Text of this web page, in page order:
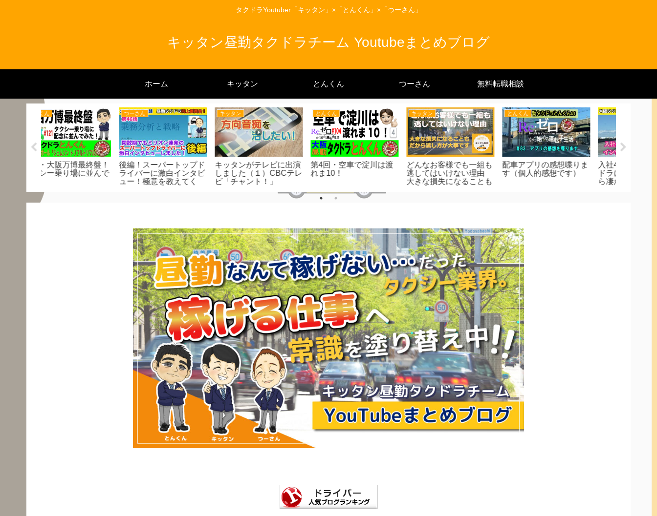
タクドラYoutuber「キッタン」×「とんくん」×「つーさん」
キッタン昼勤タクドラチーム Youtubeまとめブログ
ホーム キッタン とんくん つーさん 無料転職相談
キッタン
どんなお客様でも一組も
逃してはいけない理由
大きな損失になることも
とんくん
配車アプリの感想喋りま
す（個人的感想です）
つーさん
入社4カ月目の女性タク
ドラにインタビューした
ら凄かった！！
とんくん
アプリについて、思う事
を好き勝手喋ってみた
とんくん
事故についての考え方
キッタン
《大阪タクドラ脇道マス
ター》配車アプリの達人
になる！（６）浅香山通